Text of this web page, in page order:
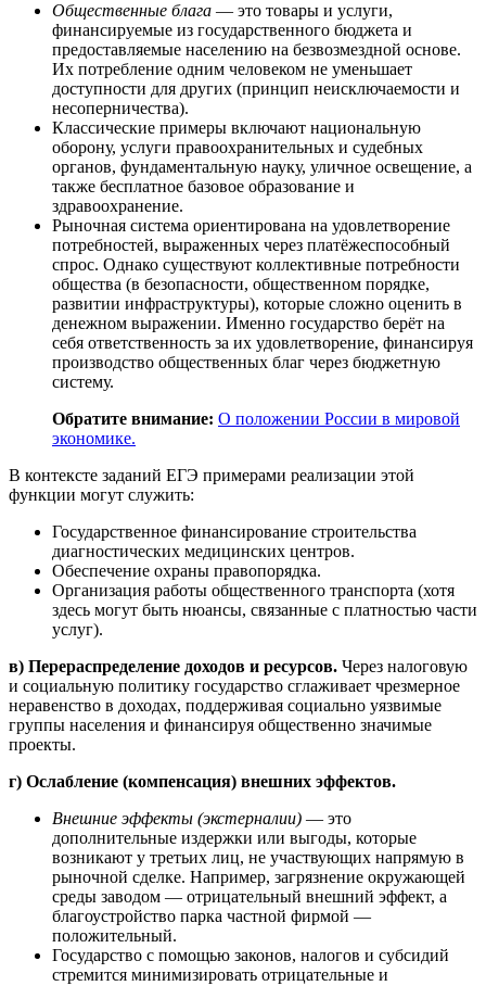
Общественные блага — это товары и услуги,
финансируемые из государственного бюджета и
предоставляемые населению на безвозмездной основе.
Их потребление одним человеком не уменьшает
доступности для других (принцип неисключаемости и
несоперничества).
Классические примеры включают национальную
оборону, услуги правоохранительных и судебных
органов, фундаментальную науку, уличное освещение, а
также бесплатное базовое образование и
здравоохранение.
Рыночная система ориентирована на удовлетворение
потребностей, выраженных через платёжеспособный
спрос. Однако существуют коллективные потребности
общества (в безопасности, общественном порядке,
развитии инфраструктуры), которые сложно оценить в
денежном выражении. Именно государство берёт на
себя ответственность за их удовлетворение, финансируя
производство общественных благ через бюджетную
систему.
Обратите внимание: О положении России в мировой
экономике.
В контексте заданий ЕГЭ примерами реализации этой
функции могут служить:
Государственное финансирование строительства
диагностических медицинских центров.
Обеспечение охраны правопорядка.
Организация работы общественного транспорта (хотя
здесь могут быть нюансы, связанные с платностью части
услуг).
в) Перераспределение доходов и ресурсов. Через налоговую
и социальную политику государство сглаживает чрезмерное
неравенство в доходах, поддерживая социально уязвимые
группы населения и финансируя общественно значимые
проекты.
г) Ослабление (компенсация) внешних эффектов.
Внешние эффекты (экстерналии) — это
дополнительные издержки или выгоды, которые
возникают у третьих лиц, не участвующих напрямую в
рыночной сделке. Например, загрязнение окружающей
среды заводом — отрицательный внешний эффект, а
благоустройство парка частной фирмой —
положительный.
Государство с помощью законов, налогов и субсидий
стремится минимизировать отрицательные и